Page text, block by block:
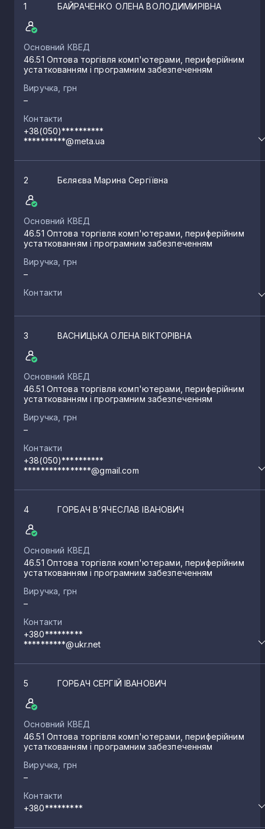
1 БАЙРАЧЕНКО ОЛЕНА ВОЛОДИМИРІВНА
Основний КВЕД
46.51 Оптова торгівля комп'ютерами, периферійним
устаткованням і програмним забезпеченням
Виручка, грн
–
Контакти
+38(050)**********
**********@meta.ua
2 Бєляєва Марина Сергіївна
Основний КВЕД
46.51 Оптова торгівля комп'ютерами, периферійним
устаткованням і програмним забезпеченням
Виручка, грн
–
Контакти
3 ВАСНИЦЬКА ОЛЕНА ВІКТОРІВНА
Основний КВЕД
46.51 Оптова торгівля комп'ютерами, периферійним
устаткованням і програмним забезпеченням
Виручка, грн
–
Контакти
+38(050)**********
****************@gmail.com
4 ГОРБАЧ В'ЯЧЕСЛАВ ІВАНОВИЧ
Основний КВЕД
46.51 Оптова торгівля комп'ютерами, периферійним
устаткованням і програмним забезпеченням
Виручка, грн
–
Контакти
+380*********
**********@ukr.net
5 ГОРБАЧ СЕРГІЙ ІВАНОВИЧ
Основний КВЕД
46.51 Оптова торгівля комп'ютерами, периферійним
устаткованням і програмним забезпеченням
Виручка, грн
–
Контакти
+380*********